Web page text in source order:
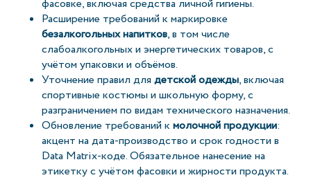
фасовке, включая средства личной гигиены.
Расширение требований к маркировке
безалкогольных напитков, в том числе
слабоалкогольных и энергетических товаров, с
учётом упаковки и объёмов.
Уточнение правил для детской одежды, включая
спортивные костюмы и школьную форму, с
разграничением по видам технического назначения.
Обновление требований к молочной продукции:
акцент на дата-производство и срок годности в
Data Matrix-коде. Обязательное нанесение на
этикетку с учётом фасовки и жирности продукта.